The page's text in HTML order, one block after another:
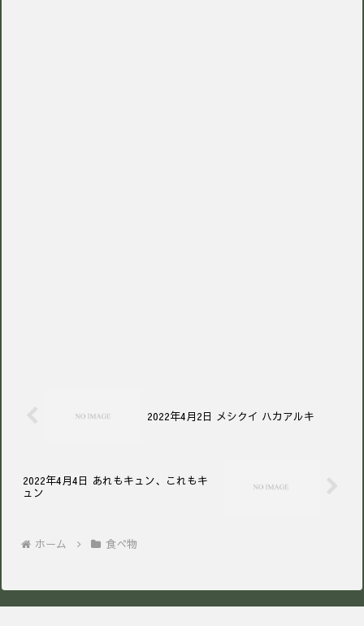
2022年4月2日 メシクイ ハカアルキ
2022年4月4日 あれもキュン、これもキ
ュン
ホーム 食べ物